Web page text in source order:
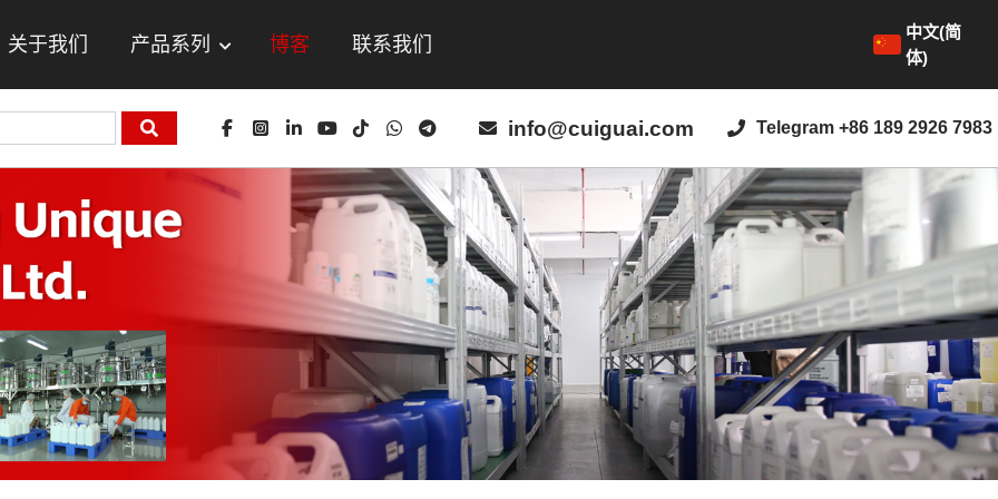
关于我们 产品系列 博客 联系我们
中文(简
体)
info@cuiguai.com Telegram +86 189 2926 7983